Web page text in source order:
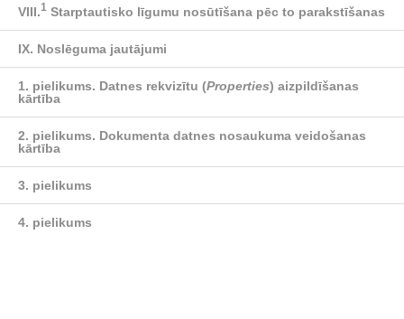
VIII.1 Starptautisko līgumu nosūtīšana pēc to parakstīšanas
IX. Noslēguma jautājumi
1. pielikums. Datnes rekvizītu (Properties) aizpildīšanas
kārtība
2. pielikums. Dokumenta datnes nosaukuma veidošanas
kārtība
3. pielikums
4. pielikums